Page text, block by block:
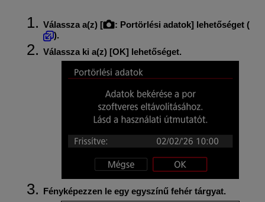
Válassza a(z) [ : Portörlési adatok] lehetőséget (
).
Válassza ki a(z) [OK] lehetőséget.
Fényképezzen le egy egyszínű fehér tárgyat.